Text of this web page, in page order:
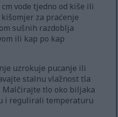
vode tjedno od kiše ili
za praćenje
sušnih razdoblja
ili kap po kap
uzrokuje pucanje ili
stalnu vlažnost tla
Malčirajte tlo oko biljaka
i regulirali temperaturu